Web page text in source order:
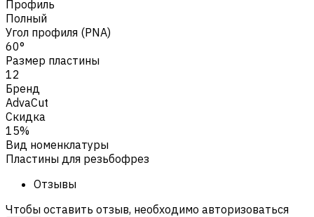
Профиль
Полный
Угол профиля (PNA)
60°
Размер пластины
12
Бренд
AdvaCut
Скидка
15%
Вид номенклатуры
Пластины для резьбофрез
Отзывы
Чтобы оставить отзыв, необходимо авторизоваться